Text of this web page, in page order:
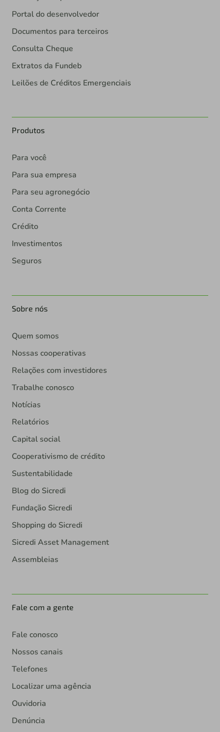
Portal do desenvolvedor
Documentos para terceiros
Consulta Cheque
Extratos da Fundeb
Leilões de Créditos Emergenciais
Produtos
Para você
Para sua empresa
Para seu agronegócio
Conta Corrente
Crédito
Investimentos
Seguros
Sobre nós
Quem somos
Nossas cooperativas
Relações com investidores
Trabalhe conosco
Notícias
Relatórios
Capital social
Cooperativismo de crédito
Sustentabilidade
Blog do Sicredi
Fundação Sicredi
Shopping do Sicredi
Sicredi Asset Management
Assembleias
Fale com a gente
Fale conosco
Nossos canais
Telefones
Localizar uma agência
Ouvidoria
Denúncia